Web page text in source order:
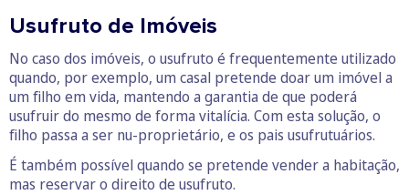
Usufruto de Imóveis
No caso dos imóveis, o usufruto é frequentemente utilizado
quando, por exemplo, um casal pretende doar um imóvel a
um filho em vida, mantendo a garantia de que poderá
usufruir do mesmo de forma vitalícia. Com esta solução, o
filho passa a ser nu-proprietário, e os pais usufrutuários.
É também possível quando se pretende vender a habitação,
mas reservar o direito de usufruto.